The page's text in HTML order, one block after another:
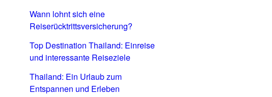
Wann lohnt sich eine
Reiserücktrittsversicherung?
Top Destination Thailand: Einreise
und interessante Reiseziele
Thailand: Ein Urlaub zum
Entspannen und Erleben